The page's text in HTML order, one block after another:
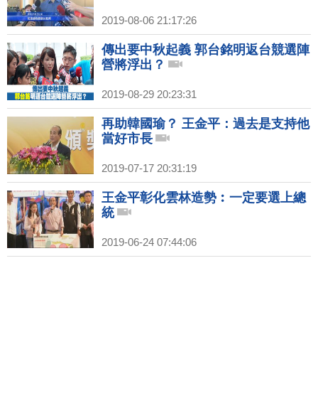
2019-08-06 21:17:26
傳出要中秋起義 郭台銘明返台競選陣
營將浮出？
2019-08-29 20:23:31
再助韓國瑜？ 王金平：過去是支持他
當好市長
2019-07-17 20:31:19
王金平彰化雲林造勢︰一定要選上總
統
2019-06-24 07:44:06